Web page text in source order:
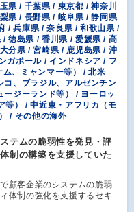
県 / 千葉県 / 東京都 / 神奈川
県 / 長野県 / 岐阜県 / 静岡県
/ 兵庫県 / 奈良県 / 和歌山県 /
徳島県 / 香川県 / 愛媛県 / 高
分県 / 宮崎県 / 鹿児島県 / 沖
ガポール / インドネシア / フ
、ミャンマー等） / 北米
コ、ブラジル、アルゼンチン
ジーランド等） / ヨーロッ
等） / 中近東・アフリカ（モ
/ その他の海外
テムの脆弱性を発見・評
制の構築を支援していた
顧客企業のシステムの脆弱
体制の強化を支援するセキ